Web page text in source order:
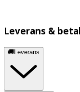
Leverans &
🚚Leverans